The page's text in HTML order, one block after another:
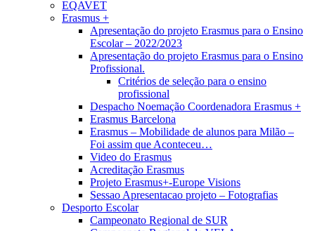
EQAVET
Erasmus +
Apresentação do projeto Erasmus para o Ensino
Escolar – 2022/2023
Apresentação do projeto Erasmus para o Ensino
Profissional.
Critérios de seleção para o ensino
profissional
Despacho Noemação Coordenadora Erasmus +
Erasmus Barcelona
Erasmus – Mobilidade de alunos para Milão –
Foi assim que Aconteceu…
Video do Erasmus
Acreditação Erasmus
Projeto Erasmus+-Europe Visions
Sessao Apresentacao projeto – Fotografias
Desporto Escolar
Campeonato Regional de SUR